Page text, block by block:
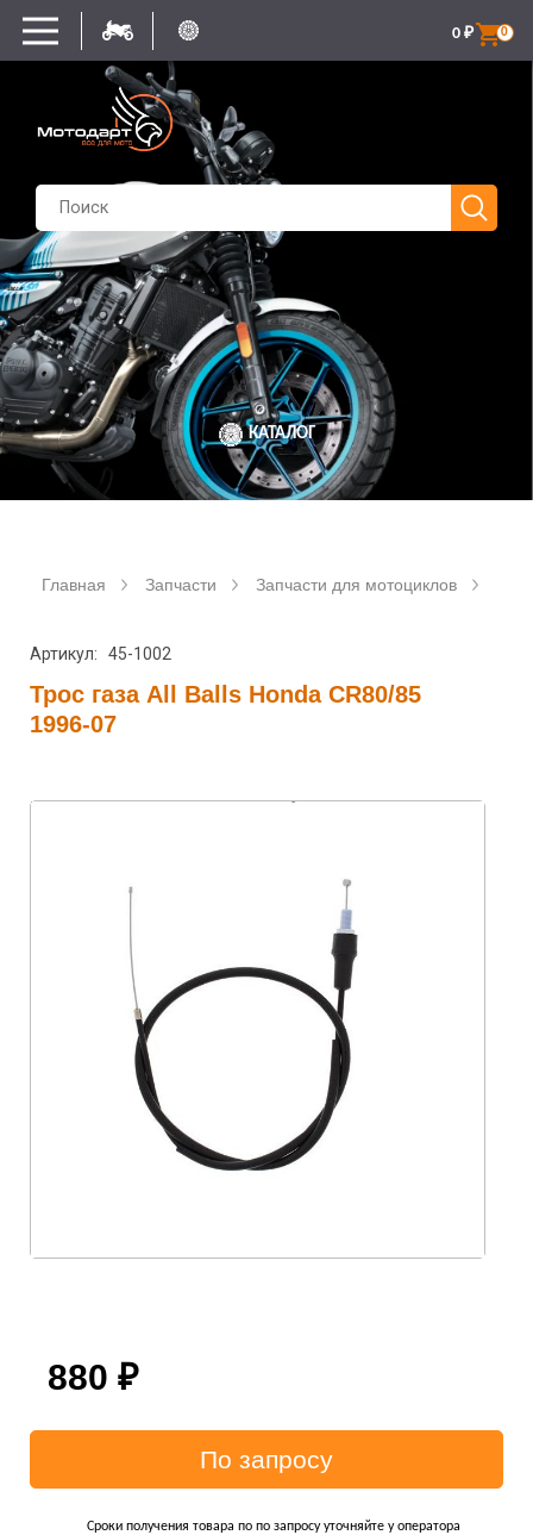
0
0 ₽
КАТАЛОГ
Главная Запчасти Запчасти для мотоциклов
Артикул: 45-1002
Трос газа All Balls Honda CR80/85
1996-07
880 ₽
Сроки получения товара по по запросу уточняйте у оператора